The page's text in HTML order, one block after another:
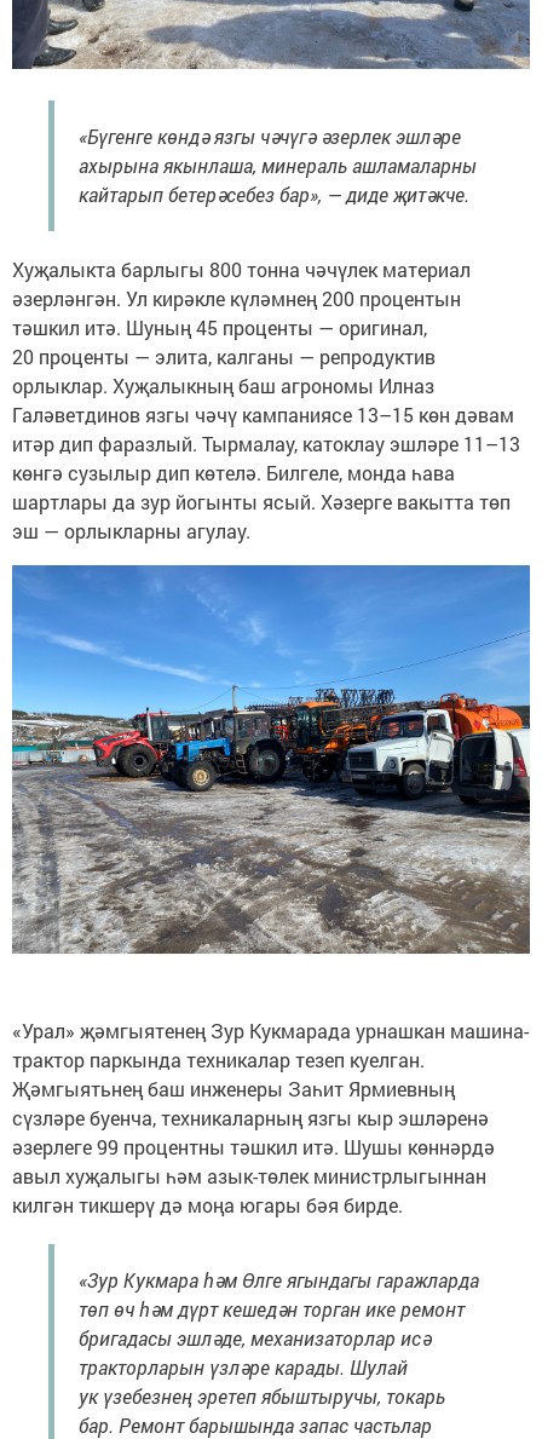
«Бүгенге көндә язгы чәчүгә әзерлек эшләре
ахырына якынлаша, минераль ашламаларны
кайтарып бетерәсебез бар», — диде җитәкче.
Хуҗалыкта барлыгы 800 тонна чәчүлек материал
әзерләнгән. Ул кирәкле күләмнең 200 процентын
тәшкил итә. Шуның 45 проценты — оригинал,
20 проценты — элита, калганы — репродуктив
орлыклар. Хуҗалыкның баш агрономы Илназ
Галәветдинов язгы чәчү кампаниясе 13–15 көн дәвам
итәр дип фаразлый. Тырмалау, катоклау эшләре 11–13
көнгә сузылыр дип көтелә. Билгеле, монда һава
шартлары да зур йогынты ясый. Хәзерге вакытта төп
эш — орлыкларны агулау.
«Урал» җәмгыятенең Зур Кукмарада урнашкан машина-
трактор паркында техникалар тезеп куелган.
Җәмгыятьнең баш инженеры Заһит Ярмиевның
сүзләре буенча, техникаларның язгы кыр эшләренә
әзерлеге 99 процентны тәшкил итә. Шушы көннәрдә
авыл хуҗалыгы һәм азык-төлек министрлыгыннан
килгән тикшерү дә моңа югары бәя бирде.
«Зур Кукмара һәм Өлге ягындагы гаражларда
төп өч һәм дүрт кешедән торган ике ремонт
бригадасы эшләде, механизаторлар исә
тракторларын үзләре карады. Шулай
ук үзебезнең эретеп ябыштыручы, токарь
бар. Ремонт барышында запас частьлар